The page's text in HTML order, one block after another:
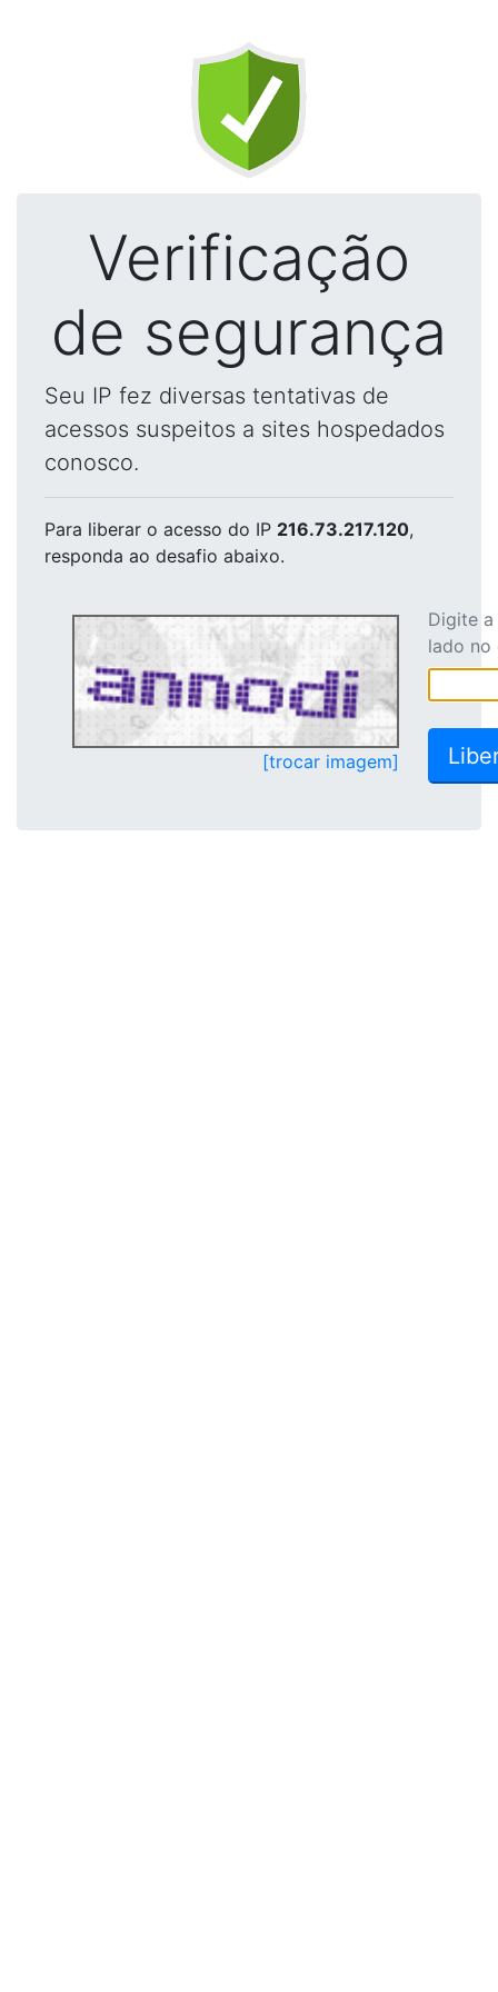
Verificação
de segurança
Seu IP fez diversas tentativas de
acessos suspeitos a sites hospedados
conosco.
Para liberar o acesso do IP 216.73.217.120,
responda ao desafio abaixo.
[trocar imagem]
Digite
lado no